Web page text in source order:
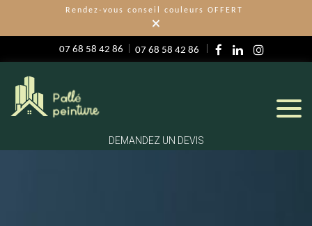
Rendez-vous conseil couleurs OFFERT
×
07 68 58 42 86 07 68 58 42 86
DEMANDEZ UN DEVIS